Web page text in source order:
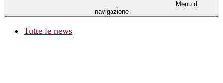
Menu di
navigazione
Tutte le news